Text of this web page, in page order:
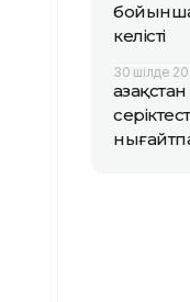
келісті
30 шілде